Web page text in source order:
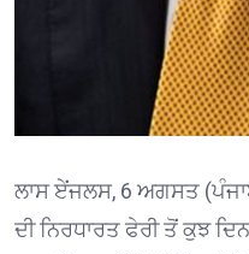
ਲਾਸ ਏਂਜਲਸ, 6 ਅਗਸਤ
ਦੀ ਨਿਰਧਾਰਤ ਫੇਰੀ ਤੋਂ ਕੁਝ